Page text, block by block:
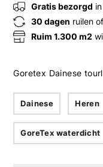
Gratis bezorgd
30 dagen ruilen
Ruim 1.300 m2
Goretex Dainese
Dainese Heren
GoreTex waterdicht